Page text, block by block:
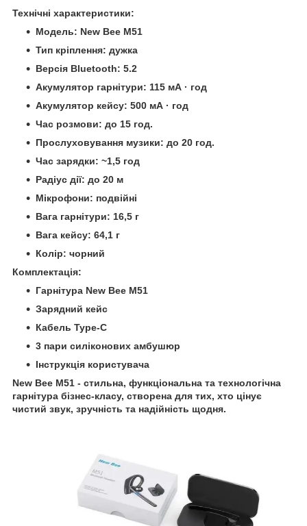
Технічні характеристики:
Модель: New Bee M51
Тип кріплення: дужка
Версія Bluetooth: 5.2
Акумулятор гарнітури: 115 мА · год
Акумулятор кейсу: 500 мА · год
Час розмови: до 15 год.
Прослуховування музики: до 20 год.
Час зарядки: ~1,5 год
Радіус дії: до 20 м
Мікрофони: подвійні
Вага гарнітури: 16,5 г
Вага кейсу: 64,1 г
Колір: чорний
Комплектація:
Гарнітура New Bee M51
Зарядний кейс
Кабель Type-C
3 пари силіконових амбушюр
Інструкція користувача
New Bee M51 - стильна, функціональна та технологічна
гарнітура бізнес-класу, створена для тих, хто цінує
чистий звук, зручність та надійність щодня.